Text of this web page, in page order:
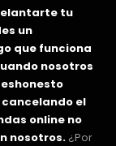
tu
un
que funciona
nosotros
el
online no
nosotros. ¿Por